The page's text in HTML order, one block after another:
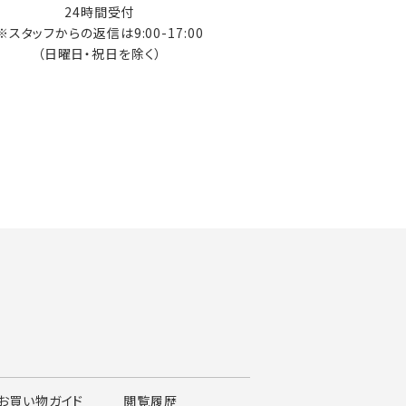
24時間受付
タッフからの返信は9:00-17:00
（日曜日・祝日を除く）
買い物ガイド 閲覧履歴